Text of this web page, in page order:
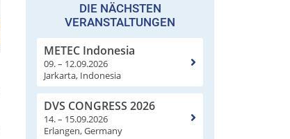
DIE NÄCHSTEN
VERANSTALTUNGEN
METEC Indonesia
09. – 12.09.2026
Jarkarta, Indonesia
DVS CONGRESS 2026
14. – 15.09.2026
Erlangen, Germany